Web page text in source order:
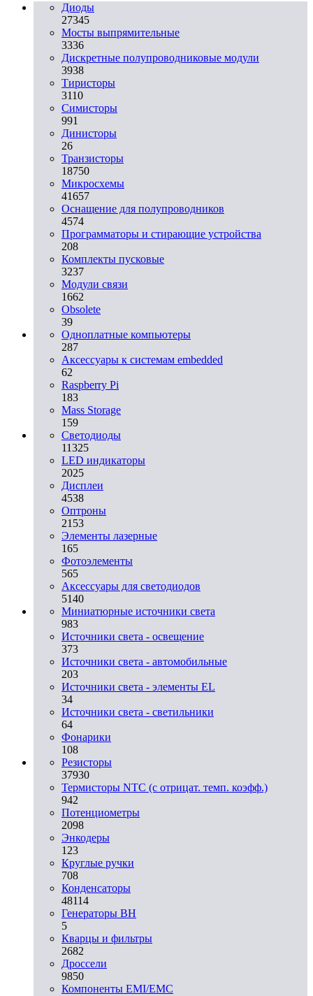
Диоды
27345
Мосты выпрямительные
3336
Дискретные полупроводниковые модули
3938
Тиристоры
3110
Симисторы
991
Динисторы
26
Транзисторы
18750
Микросхемы
41657
Оснащение для полупроводников
4574
Программаторы и стирающие устройства
208
Комплекты пусковые
3237
Модули связи
1662
Obsolete
39
Одноплатные компьютеры
287
Аксессуары к системам embedded
62
Raspberry Pi
183
Mass Storage
159
Светодиоды
11325
LED индикаторы
2025
Дисплеи
4538
Оптроны
2153
Элементы лазерные
165
Фотоэлементы
565
Аксессуары для светодиодов
5140
Миниатюрные источники света
983
Источники света - освещение
373
Источники света - автомобильные
203
Источники света - элементы EL
34
Источники света - светильники
64
Фонарики
108
Резисторы
37930
Термисторы NTC (с отрицат. темп. коэфф.)
942
Потенциометры
2098
Энкодеры
123
Круглые ручки
708
Конденсаторы
48114
Генераторы ВН
5
Кварцы и фильтры
2682
Дроссели
9850
Компоненты EMI/EMC